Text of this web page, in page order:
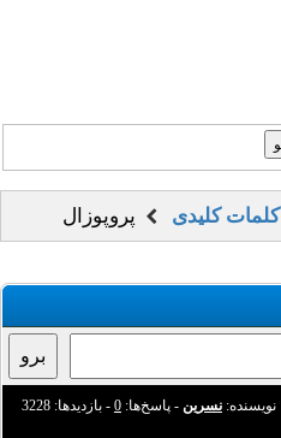
کلمات کلیدی پروپوزال
نویسنده: نسرین - پاسخ‌ها: 0 - بازدید‌ها: 3228